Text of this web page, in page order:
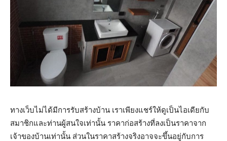
ทางเว็บไม่ได้มีการรับสร้างบ้าน เราเพียงแชร์ให้ดูเป็นไอเดียกับ
สมาชิกและท่านผู้สนใจเท่านั้น ราคาก่อสร้างที่ลงเป็นราคาจาก
เจ้าของบ้านเท่านั้น ส่วนในราคาสร้างจริงอาจจะขึ้นอยู่กับการ